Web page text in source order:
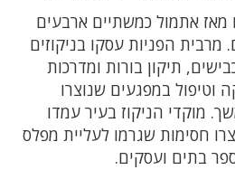
מאז אתמול כמשתיים ארבעים
הפניות עסקו בניקוזים
תיקון בורות ומדרכות
וטיפול במפגעים שנוצרו
מוקדי הניקוז בעיר עמדו
חסימות שגרמו לעליית מפלס
בתים ועסקים.